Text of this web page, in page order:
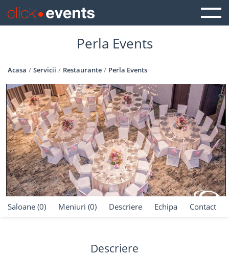
Perla Events
Acasa Servicii Restaurante Perla Events
Saloane (0) Meniuri (0) Descriere Echipa Contact
Descriere